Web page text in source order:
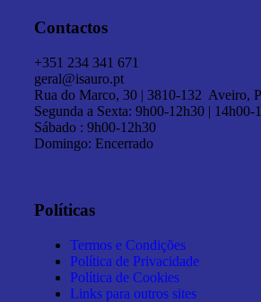
Contactos
+351 234 341 671
geral@isauro.pt
Rua do Marco, 30 | 3810-132 Aveiro,
Segunda a Sexta: 9h00-12h30 | 14h00-
Sábado : 9h00-12h30
Domingo: Encerrado
Políticas
Termos e Condições
Política de Privacidade
Política de Cookies
Links para outros sites